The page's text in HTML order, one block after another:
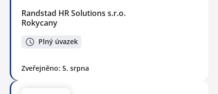
Randstad HR Solutions s.r.o.
Rokycany
Plný úvazek
Zveřejněno: 5. srpna